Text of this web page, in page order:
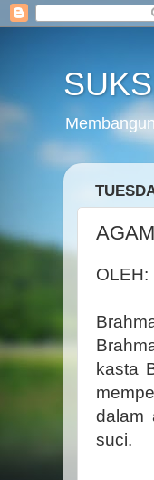
OLEH:
kasta
dalam
suci.